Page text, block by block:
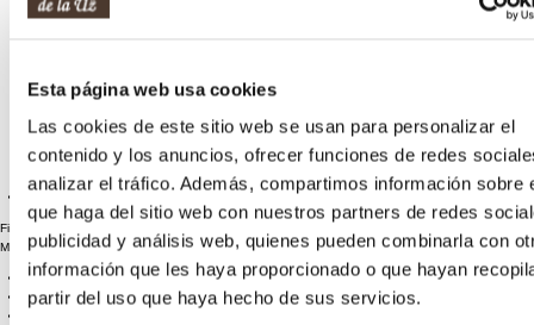
Esta página web usa cookies
Las cookies de este sitio web se usan para personalizar el
contenido y los anuncios, ofrecer funciones de redes
analizar el tráfico. Además, compartimos información sobre
que haga del sitio web con nuestros partners de redes
publicidad y análisis web, quienes pueden combinarla con
información que les haya proporcionado o que hayan
partir del uso que haya hecho de sus servicios.
Esponjas de
pestañas
Otros
accesorios de
maquillaje
Filtro de Búsqueda
Marca
ESSENCE(3)
CATRICE(2)